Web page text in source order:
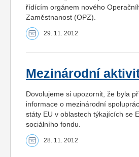
řídícím orgánem nového
Zaměstnanost (OPZ).
29. 11. 2012
Mezinárodní
Dovolujeme si upozornit, že byla
informace o mezinárodní
státy EU v oblastech týkajících se
sociálního fondu.
28. 11. 2012